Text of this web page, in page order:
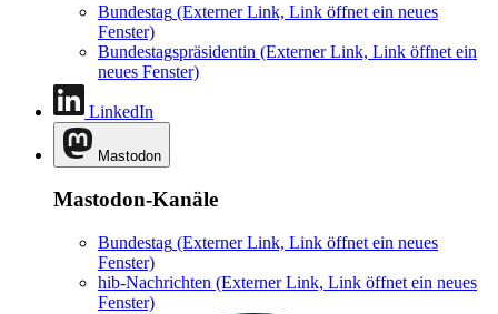
Bundestag (Externer Link, Link öffnet ein neues
Fenster)
Bundestagspräsidentin (Externer Link, Link öffnet ein
neues Fenster)
LinkedIn
Mastodon
Mastodon-Kanäle
Bundestag (Externer Link, Link öffnet ein neues
Fenster)
hib-Nachrichten (Externer Link, Link öffnet ein neues
Fenster)